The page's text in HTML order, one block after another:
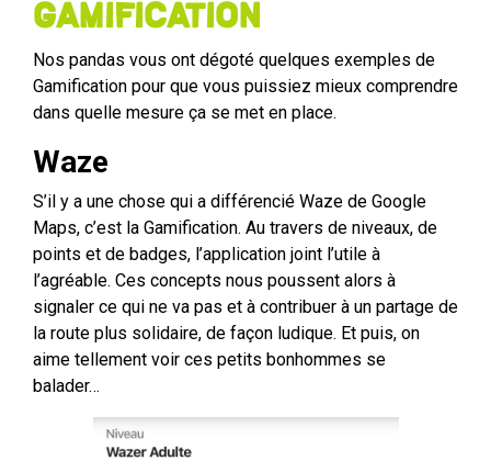
Gamification
Nos pandas vous ont dégoté quelques exemples de
Gamification pour que vous puissiez mieux comprendre
dans quelle mesure ça se met en place.
Waze
S’il y a une chose qui a différencié Waze de Google
Maps, c’est la Gamification. Au travers de niveaux, de
points et de badges, l’application joint l’utile à
l’agréable. Ces concepts nous poussent alors à
signaler ce qui ne va pas et à contribuer à un partage de
la route plus solidaire, de façon ludique. Et puis, on
aime tellement voir ces petits bonhommes se
balader…